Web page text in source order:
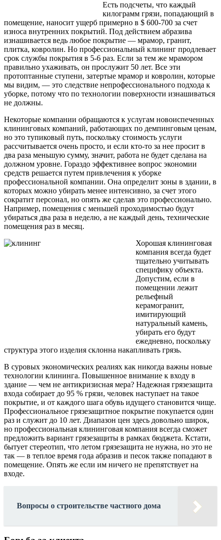
Есть подсчеты, что каждый
килограмм грязи, попадающий в
помещение, наносит ущерб примерно в $ 600-700 за счет
износа внутренних покрытий. Под действием абразива
изнашивается ведь любое покрытие — мрамор, гранит,
плитка, ковролин. Но профессиональный клининг продлевает
срок службы покрытия в 5-6 раз. Если за тем же мрамором
правильно ухаживать, он прослужит 50 лет. Все эти
протоптанные ступени, затертые мрамор и ковролин, которые
мы видим, — это следствие непрофессионального подхода к
уборке, потому что по технологии поверхности изнашиваться
не должны.
Некоторые компании обращаются к услугам новоиспеченных
клининговых компаний, работающих по демпинговым ценам,
но это тупиковый путь, поскольку стоимость услуги
рассчитывается очень просто, и если кто-то за нее просит в
два раза меньшую сумму, значит, работа не будет сделана на
должном уровне. Гораздо эффективнее вопрос экономии
средств решается путем привлечения к уборке
профессиональной компании. Она определит зоны в здании, в
которых можно убирать менее интенсивно, за счет этого
сократит персонал, но опять же сделав это профессионально.
Например, помещения с меньшей проходимостью будут
убираться два раза в неделю, а не каждый день, технические
помещения раз в месяц.
Хорошая клининговая
компания всегда будет
тщательно учитывать
специфику объекта.
Допустим, если в
помещении лежит
рельефный
керамогранит,
имитирующий
натуральный камень,
убирать его будут
ежедневно, поскольку
структура этого изделия склонна накапливать грязь.
В суровых экономических реалиях как никогда важны новые
технологии клининга. Повышенное внимание к входу в
здание — чем не антикризисная мера? Надежная грязезащита
входа собирает до 95 % грязи, человек наступает на такое
покрытие, и от каждого шага обувь идущего становится чище.
Профессиональное грязезащитное покрытие покупается один
раз и служит до 10 лет. Диапазон цен здесь довольно широк,
но профессиональная клининговая компания всегда сможет
предложить вариант грязезащиты в рамках бюджета. Кстати,
бытует стереотип, что летом грязезащита не нужна, но это не
так — в теплое время года абразив и песок также попадают в
помещение. Опять же если им ничего не препятствует на
входе.
Вопросы о строительстве частного дома